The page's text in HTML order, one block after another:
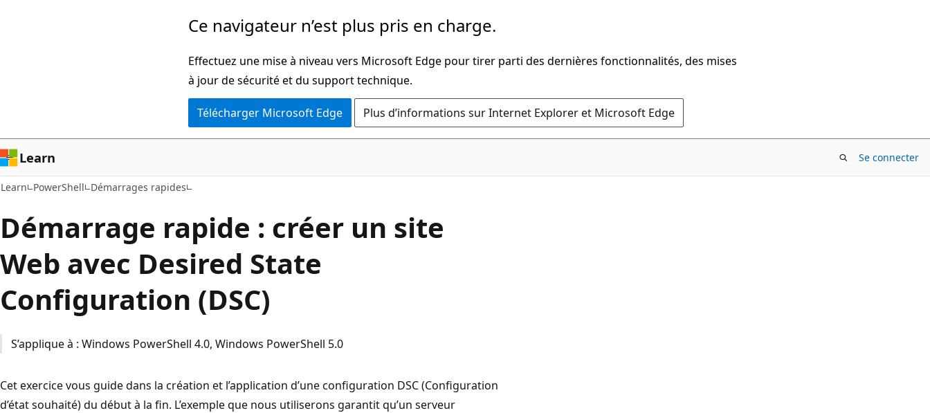
Ce navigateur n’est plus pris en charge.
Effectuez une mise à niveau vers Microsoft Edge pour tirer parti des dernières fonctionnalités, des mises
à jour de sécurité et du support technique.
Télécharger Microsoft Edge Plus d’informations sur Internet Explorer et Microsoft Edge
Learn Se connecter
Learn PowerShell Démarrages rapides
Démarrage rapide : créer un site
Web avec Desired State
Configuration (DSC)
S’applique à : Windows PowerShell 4.0, Windows PowerShell 5.0
Cet exercice vous guide dans la création et l’application d’une configuration DSC (Configuration
d’état souhaité) du début à la fin. L’exemple que nous utiliserons garantit qu’un serveur